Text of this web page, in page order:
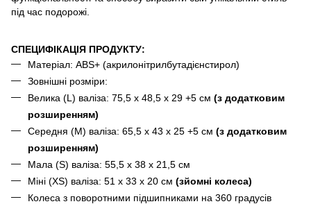
під час подорожі.
СПЕЦИФІКАЦІЯ ПРОДУКТУ:
Матеріал: ABS+ (акрилонітрилбутадієнстирол)
Зовнішні розміри:
Велика (L) валіза: 75,5 x 48,5 x 29 +5 см (з додатковим
розширенням)
Середня (M) валіза: 65,5 x 43 x 25 +5 см (з додатковим
розширенням)
Мала (S) валіза: 55,5 x 38 x 21,5 см
Міні (XS) валіза: 51 x 33 x 20 см (зйомні колеса)
Колеса з поворотними підшипниками на 360 градусів